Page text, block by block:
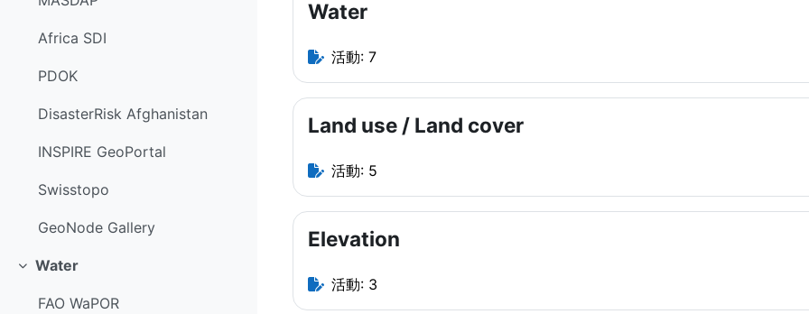
Africa SDI
PDOK
DisasterRisk Afghanistan
INSPIRE GeoPortal
Swisstopo
GeoNode Gallery
折りたたむ
Water
FAO WaPOR
Water
活動: 7
Land use / Land cover
活動: 5
Elevation
活動: 3